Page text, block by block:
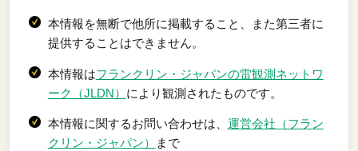
本情報を無断で他所に掲載すること、また第三者に
提供することはできません。
本情報はフランクリン・ジャパンの雷観測ネットワ
ーク（JLDN） により観測されたものです。
本情報に関するお問い合わせは、 運営会社（フラン
クリン・ジャパン）
まで